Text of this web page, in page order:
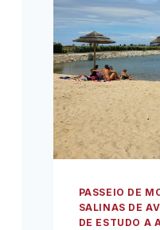
PASSEIO DE
SALINAS DE
DE ESTUDO A